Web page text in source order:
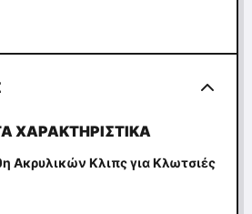
ΧΑΡΑΚΤΗΡΙΣΤΙΚΆ
Ακρυλικών Κλιπς για Κλωτσιές